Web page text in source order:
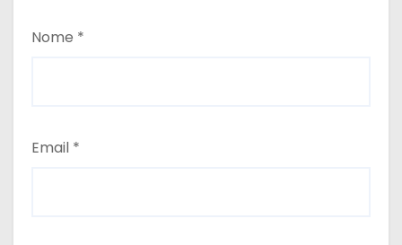
Nome *
Email *